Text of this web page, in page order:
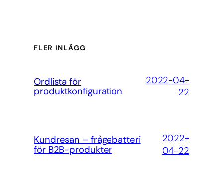
FLER INLÄGG
Ordlista för
produktkonfiguration
2022-04-
22
Kundresan – frågebatteri
för B2B-produkter
2022-
04-22